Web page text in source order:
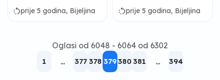
rotate_leftprije 5 godina, Bijeljina
rotate_leftprije 5 godina, Bijeljina
Oglasi od 6048 - 6064 od 6302
1 ... 377 378 379380 381 ... 394